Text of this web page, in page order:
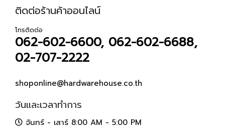
ติดต่อร้านค้าออนไลน์
โทรติดต่อ
062-602-6600, 062-602-6688,
02-707-2222
shoponline@hardwarehouse.co.th
วันและเวลาทำการ
จันทร์ - เสาร์ 8:00 AM - 5:00 PM